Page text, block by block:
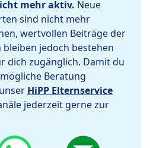
mehr aktiv. Neue
sind nicht mehr
wertvollen Beiträge der
jedoch bestehen
dich zugänglich. Damit du
Beratung
HiPP Elternservice
jederzeit gerne zur